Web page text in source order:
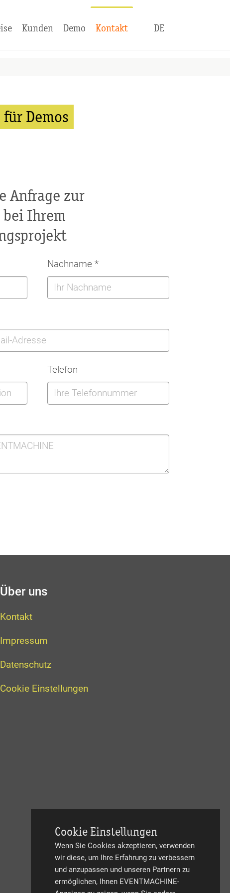
Cookie Einstellungen
Wenn Sie Cookies akzeptieren, verwenden
wir diese, um Ihre Erfahrung zu verbessern
und anzupassen und unseren Partnern zu
ermöglichen, Ihnen EVENTMACHINE-
Kunden Demo Kontakt(current)
DE
Demos
Anfrage zur
Ihrem
Nachname *
Telefon
Über uns
Kontakt
Impressum
Datenschutz
Cookie Einstellungen